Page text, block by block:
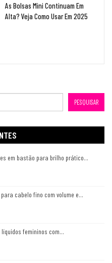
As Bolsas Mini Continuam Em
Alta? Veja Como Usar Em 2025
PESQUISAR
em bastão para brilho prático…
cabelo fino com volume e…
femininos com…